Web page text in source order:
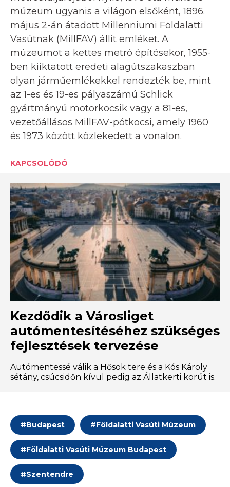
múzeum ugyanis a világon elsőként, 1896.
május 2-án átadott Millenniumi Földalatti
Vasútnak (MillFAV) állít emléket. A
múzeumot a kettes metró építésekor, 1955-
ben kiiktatott eredeti alagútszakaszban
olyan járműemlékekkel rendezték be, mint
az 1-es és 19-es pályaszámú Schlick
gyártmányú motorkocsik vagy a 81-es,
vezetőállásos MillFAV-pótkocsi, amely 1960
és 1973 között közlekedett a vonalon.
KAPCSOLÓDÓ
Kezdődik a Városliget
autómentesítéséhez szükséges
fejlesztések tervezése
Autómentessé válik a Hősök tere és a Kós Károly
sétány, csúcsidőn kívül pedig az Állatkerti körút is.
#Budapest #Földalatti Vasúti Múzeum
#Földalatti Vasúti Múzeum Budapest
#Szentendre